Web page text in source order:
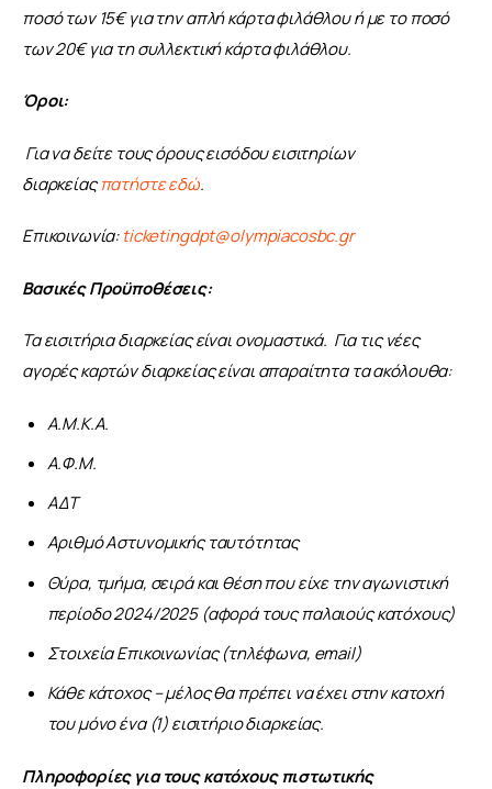
ποσό των 15€ για την απλή κάρτα φιλάθλου ή με το ποσό
των 20€ για τη συλλεκτική κάρτα φιλάθλου.
Όροι:
Για να δείτε τους όρους εισόδου εισιτηρίων
διαρκείας πατήστε εδώ.
Επικοινωνία: ticketingdpt@olympiacosbc.gr
Βασικές Προϋποθέσεις:
Τα εισιτήρια διαρκείας είναι ονομαστικά.  Για τις νέες
αγορές καρτών διαρκείας είναι απαραίτητα τα ακόλουθα:
Α.Μ.Κ.Α.
Α.Φ.Μ.
ΑΔΤ
Αριθμό Αστυνομικής ταυτότητας
Θύρα, τμήμα, σειρά και θέση που είχε την αγωνιστική
περίοδο 2024/2025 (αφορά τους παλαιούς κατόχους)
Στοιχεία Επικοινωνίας (τηλέφωνα, email)
Κάθε κάτοχος – μέλος θα πρέπει να έχει στην κατοχή
του μόνο ένα (1) εισιτήριο διαρκείας.
Πληροφορίες για τους κατόχους πιστωτικής